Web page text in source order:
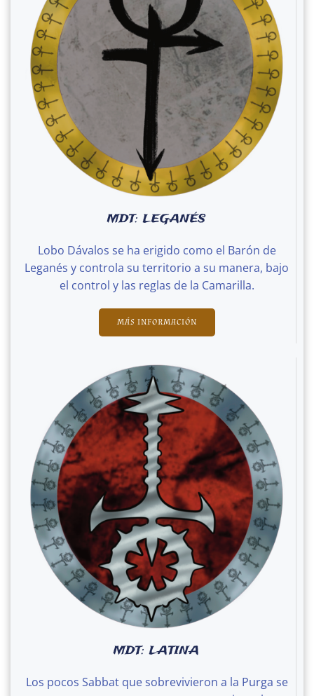
MDT: LEGANÉS
Lobo Dávalos se ha erigido como el Barón de
Leganés y controla su territorio a su manera, bajo
el control y las reglas de la Camarilla.
MÁS INFORMACIÓN
MDT: LATINA
Los pocos Sabbat que sobrevivieron a la Purga se